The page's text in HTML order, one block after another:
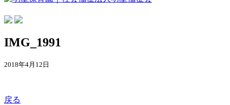
IMG_1991
2018年4月12日
戻る